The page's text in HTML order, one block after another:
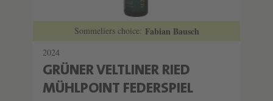
Sommeliers choice: Fabian Bausch
2024
GRÜNER VELTLINER RIED
MÜHLPOINT FEDERSPIEL